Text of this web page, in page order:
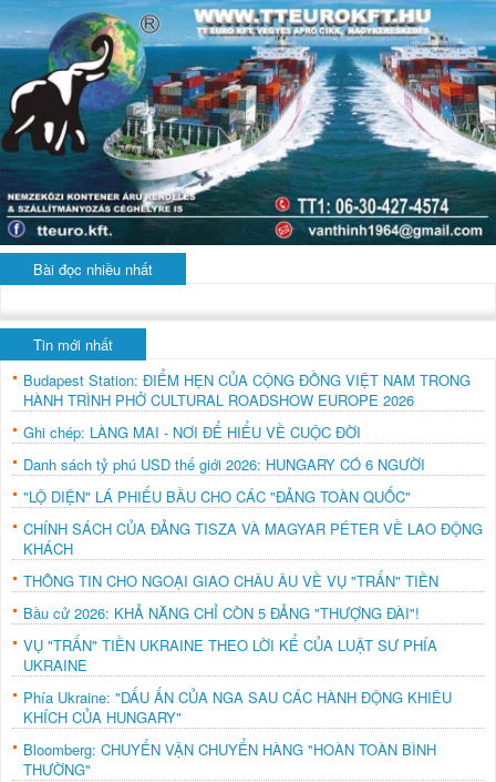
Bài đọc nhiều nhất
Tin mới nhất
Budapest Station: ĐIỂM HẸN CỦA CỘNG ĐỒNG VIỆT NAM TRONG
HÀNH TRÌNH PHỞ CULTURAL ROADSHOW EUROPE 2026
Ghi chép: LÀNG MAI - NƠI ĐỂ HIỂU VỀ CUỘC ĐỜI
Danh sách tỷ phú USD thế giới 2026: HUNGARY CÓ 6 NGƯỜI
"LỘ DIỆN" LÁ PHIẾU BẦU CHO CÁC "ĐẢNG TOÀN QUỐC"
CHÍNH SÁCH CỦA ĐẢNG TISZA VÀ MAGYAR PÉTER VỀ LAO ĐỘNG
KHÁCH
THÔNG TIN CHO NGOẠI GIAO CHÂU ÂU VỀ VỤ "TRẤN" TIỀN
Bầu cử 2026: KHẢ NĂNG CHỈ CÒN 5 ĐẢNG "THƯỢNG ĐÀI"!
VỤ "TRẤN" TIỀN UKRAINE THEO LỜI KỂ CỦA LUẬT SƯ PHÍA
UKRAINE
Phía Ukraine: "DẤU ẤN CỦA NGA SAU CÁC HÀNH ĐỘNG KHIÊU
KHÍCH CỦA HUNGARY"
Bloomberg: CHUYẾN VẬN CHUYỂN HÀNG "HOÀN TOÀN BÌNH
THƯỜNG"